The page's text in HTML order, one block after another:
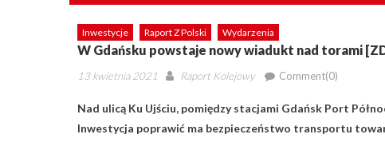
Inwestycje Raport Z Polski Wydarzenia
W Gdańsku powstaje nowy wiadukt nad torami
Posted
13 kwietnia 2021 Author
Raport Kolejowy Comment(0)
Nad ulicą Ku Ujściu, pomiędzy stacjami Gdańsk Port
Inwestycja poprawić ma bezpieczeństwo transportu